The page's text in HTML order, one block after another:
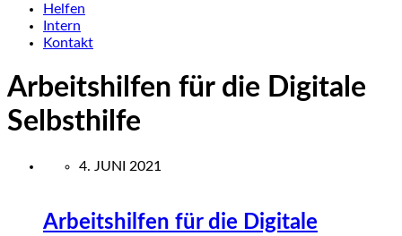
Helfen
Intern
Kontakt
Arbeitshilfen für die Digitale
Selbsthilfe
4. JUNI 2021
Arbeitshilfen für die Digitale